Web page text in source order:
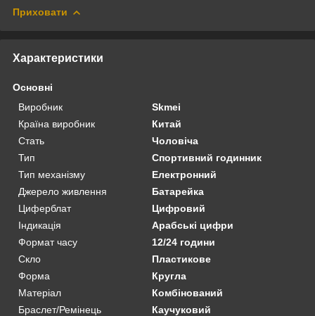
Приховати
Характеристики
Основні
Виробник
Skmei
Країна виробник
Китай
Стать
Чоловіча
Тип
Спортивний годинник
Тип механізму
Електронний
Джерело живлення
Батарейка
Циферблат
Цифровий
Індикація
Арабські цифри
Формат часу
12/24 години
Скло
Пластикове
Форма
Кругла
Матеріал
Комбінований
Браслет/Ремінець
Каучуковий